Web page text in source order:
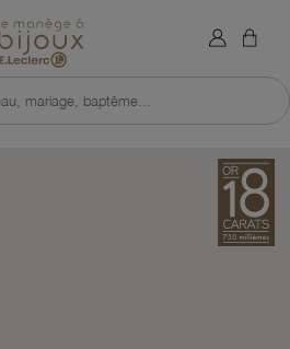
Retour à l'accueil du site
mariage, baptême...
×